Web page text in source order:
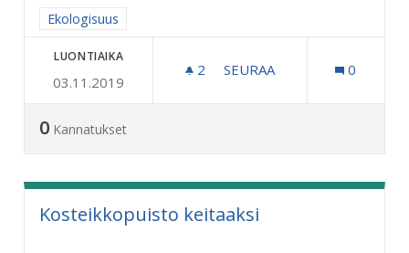
Rajaa tulokset aihepiirin mukaan: Ekologisuus
Ekologisuus
LUONTIAIKA
03.11.2019
2 2 SEURAAJAA
SEURAA 0
0 Kannatukset
Kosteikkopuisto keitaaksi